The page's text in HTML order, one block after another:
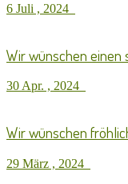
6 Juli , 2024
Wir wünschen einen
30 Apr. , 2024
Wir wünschen
29 März , 2024